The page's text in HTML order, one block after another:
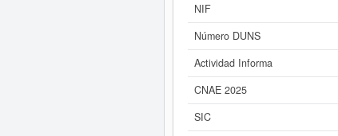
Si está interesado en
ACO & GAS S.L.
NIF
Número DUNS
Actividad Informa
CNAE 2025
SIC